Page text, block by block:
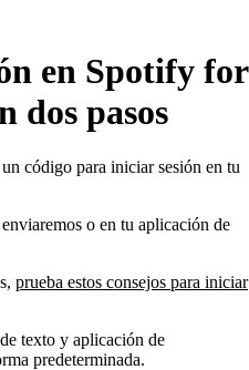
en Spotify for
dos pasos
un código para iniciar sesión en tu
o en tu aplicación de
prueba estos consejos para iniciar
texto y aplicación de
predeterminada.